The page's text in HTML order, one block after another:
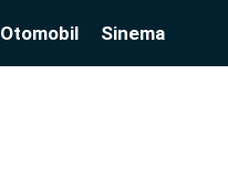
Otomobil Sinema